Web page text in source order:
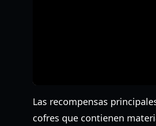
Las recompensas
cofres que contienen